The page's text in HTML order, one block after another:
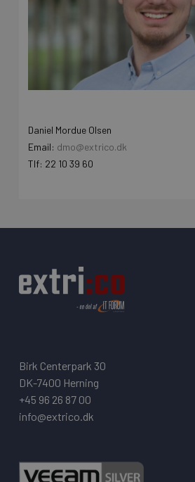
Daniel Mordue Olsen
Email: dmo@extrico.dk
Tlf: 22 10 39 60
Birk Centerpark 30
DK-7400 Herning
+45 96 26 87 00
info@extrico.dk